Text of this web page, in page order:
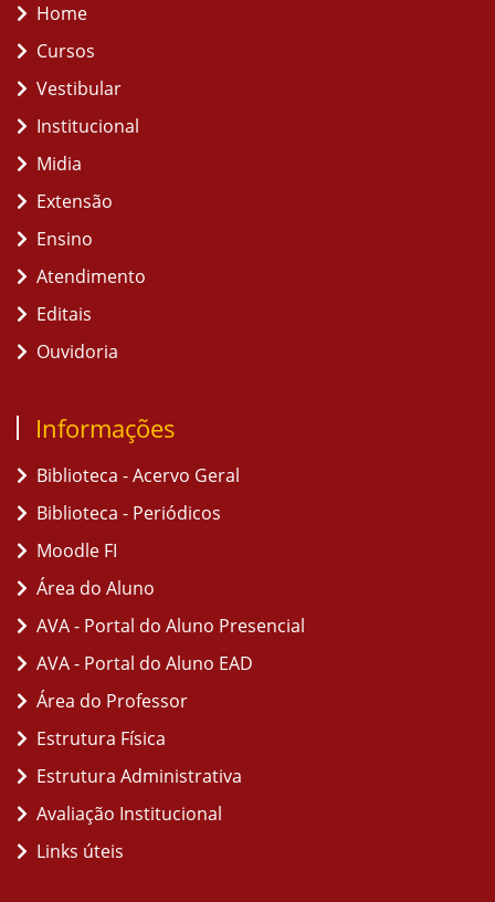
Home
Cursos
Vestibular
Institucional
Midia
Extensão
Ensino
Atendimento
Editais
Ouvidoria
Informações
Biblioteca - Acervo Geral
Biblioteca - Periódicos
Moodle FI
Área do Aluno
AVA - Portal do Aluno Presencial
AVA - Portal do Aluno EAD
Área do Professor
Estrutura Física
Estrutura Administrativa
Avaliação Institucional
Links úteis